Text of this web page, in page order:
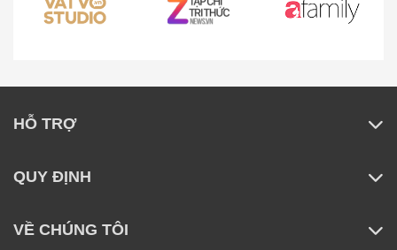
Độ phân giải 4K Ultra HD – Hiển thị sắc nét
Với độ phân giải 4K UHD (3840 x 2160 pixels), Tivi
Xiaomi 55 inch A Pro mang lại hình ảnh chi tiết vượt
ràng đến kinh ngạc – cho bạn cảm giác như đang tận
HỖ TRỢ
QUY ĐỊNH
VỀ CHÚNG TÔI